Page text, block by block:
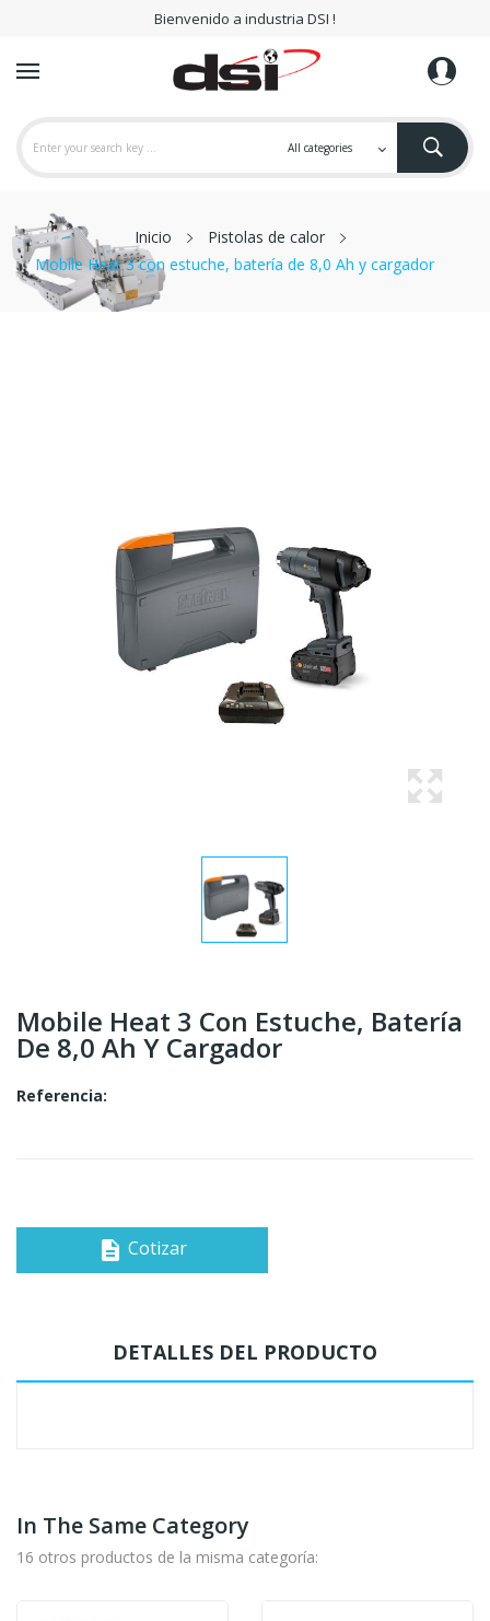
Bienvenido a industria DSI !
Inicio
Pistolas de calor
Mobile Heat 3 con estuche, batería de 8,0 Ah y cargador
Mobile Heat 3 Con Estuche, Batería
De 8,0 Ah Y Cargador
Referencia:
description Cotizar
DETALLES DEL PRODUCTO
In The Same Category
16 otros productos de la misma categoría: